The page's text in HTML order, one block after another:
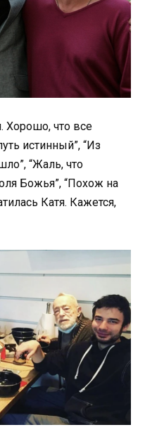
Хорошо, что все
истинный”, “Из
“Жаль, что
Божья”, “Похож на
Катя. Кажется,